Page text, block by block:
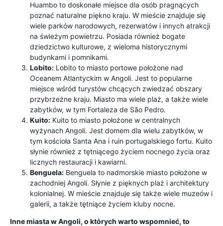
Huambo to doskonałe miejsce dla osób pragnących
poznać naturalne piękno kraju. W mieście znajduje się
wiele parków narodowych, rezerwatów i innych atrakcji
na świeżym powietrzu. Posiada również bogate
dziedzictwo kulturowe, z wieloma historycznymi
budynkami i pomnikami.
Lobito: Lobito to miasto portowe położone nad
Oceanem Atlantyckim w Angoli. Jest to popularne
miejsce wśród turystów chcących zwiedzać obszary
przybrzeżne kraju. Miasto ma wiele plaż, a także wiele
zabytków, w tym Fortaleza de São Pedro.
Kuito: Kuito to miasto położone w centralnych
wyżynach Angoli. Jest domem dla wielu zabytków, w
tym kościoła Santa Ana i ruin portugalskiego fortu. Kuito
słynie również z tętniącego życiem nocnego życia oraz
licznych restauracji i kawiarni.
Benguela: Benguela to nadmorskie miasto położone w
zachodniej Angoli. Słynie z pięknych plaż i architektury
kolonialnej. W mieście znajduje się także wiele muzeów i
galerii, a także tętniące życiem kluby nocne.
Inne miasta w Angoli, o których warto wspomnieć, to